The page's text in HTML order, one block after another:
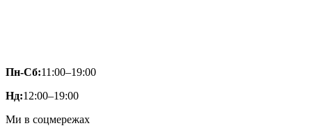
Пн-Сб:11:00–19:00
Нд:12:00–19:00
Ми в соцмережах